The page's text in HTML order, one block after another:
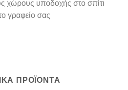
χώρους υποδοχής στο σπίτι
γραφείο σας
ΠΡΟΪΌΝΤΑ